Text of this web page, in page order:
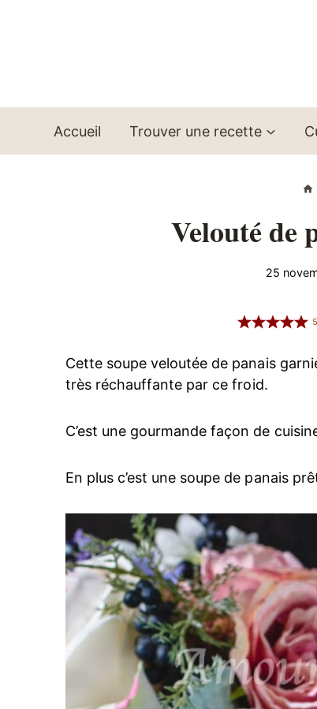
Accueil Trouver une recette
Velouté de
25
5
Cette soupe veloutée de panais
très réchauffante par ce froid.
C’est une gourmande façon de
En plus c’est une soupe de panais